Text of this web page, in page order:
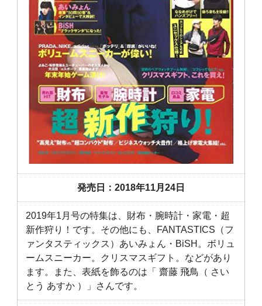
発売日：2018年11月24日
2019年1月号の特集は、財布・腕時計・家電・超
新作狩り！です。その他にも、FANTASTICS（フ
ァンタスティックス）あいみょん・BiSH。ボリュ
ームスニーカー。クリスマスギフト。などがあり
ます。また、表紙を飾るのは「 齋藤 飛鳥（ さい
とう あすか ）」さんです。